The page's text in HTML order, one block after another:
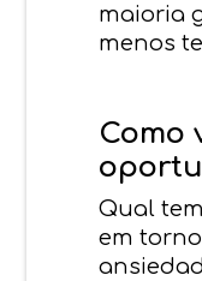
maioria
menos
Como
Qual
em